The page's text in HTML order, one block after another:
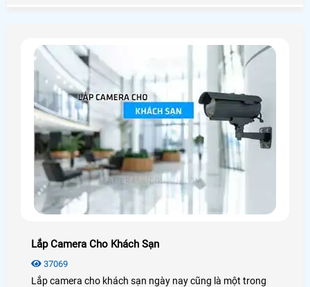
Lắp Camera Cho Khách Sạn
37069
Lắp camera cho khách sạn ngày nay cũng là một trong